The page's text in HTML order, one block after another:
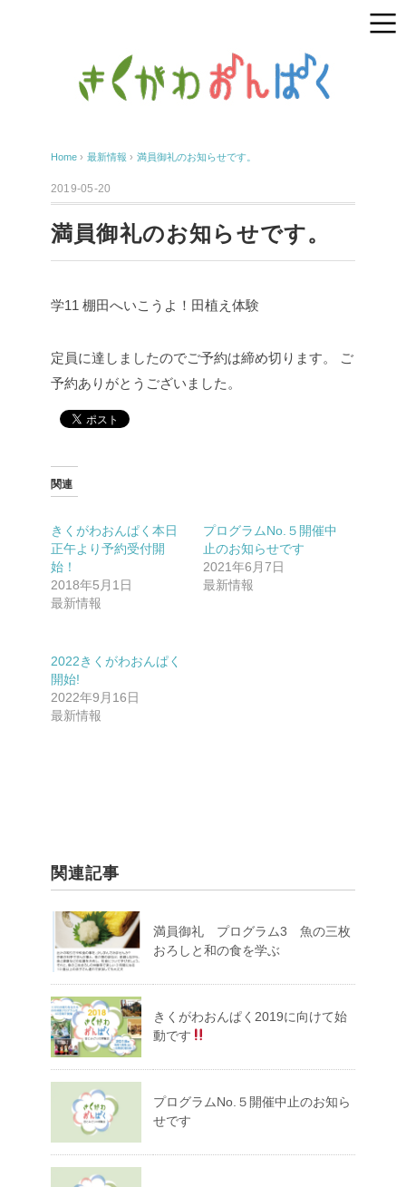
Home › 最新情報 › 満員御礼のお知らせです。
2019-05-20
満員御礼のお知らせです。
学11 棚田へいこうよ！田植え体験
定員に達しましたのでご予約は締め切ります。
ご
予約ありがとうございました。
関連
きくがわおんぱく本日
正午より予約受付開
始！
2018年5月1日
最新情報
プログラムNo.５開催中
止のお知らせです
2021年6月7日
最新情報
2022きくがわおんぱく
開始!
2022年9月16日
最新情報
関連記事
満員御礼 プログラム3 魚の三枚
おろしと和の食を学ぶ
きくがわおんぱく2019に向けて始
動です
プログラムNo.５開催中止のお知ら
せです